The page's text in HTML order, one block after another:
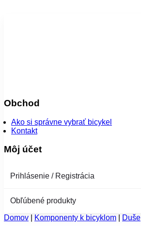
Obchod
Ako si správne vybrať bicykel
Kontakt
Môj účet
Prihlásenie / Registrácia
Obľúbené produkty
Domov Komponenty k bicyklom Duše